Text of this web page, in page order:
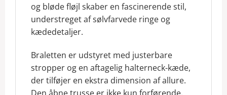
og bløde fløjl skaber en fascinerende stil,
understreget af sølvfarvede ringe og
kædedetaljer.
Braletten er udstyret med justerbare
stropper og en aftagelig halterneck-kæde,
der tilføjer en ekstra dimension af allure.